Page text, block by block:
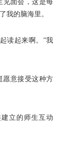
见面会，这是每
我的脑海里。
读起来啊。”我
愿意接受这种方
立的师生互动